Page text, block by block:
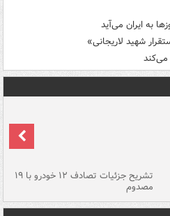
به ایران می‌آید
شهید لاریجانی»
می‌کند
تشریح جزئیات تصادف ۱۲ خودرو با ۱۹
مصدوم